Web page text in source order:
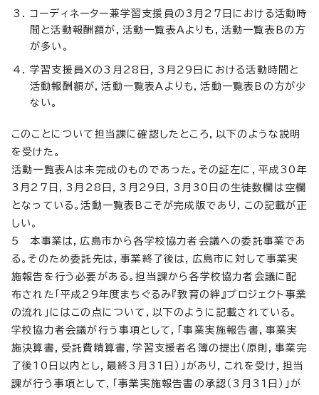
コーディネーター兼学習支援員の3月27日における活動時
間と活動報酬額が，活動一覧表Aよりも，活動一覧表Bの方
が多い。
学習支援員Xの3月28日，3月29日における活動時間と
活動報酬額が，活動一覧表Aよりも，活動一覧表Bの方が少
ない。
このことについて担当課に確認したところ，以下のような説明
を受けた。
活動一覧表Aは未完成のものであった。その証左に，平成30年
3月27日，3月28日，3月29日，3月30日の生徒数欄は空欄
となっている。活動一覧表Bこそが完成版であり，この記載が正
しい。
5 本事業は，広島市から各学校協力者会議への委託事業であ
る。そのため委託先は，事業終了後は，広島市に対して事業実
施報告を行う必要がある。担当課から各学校協力者会議に配
布された「平成29年度まちぐるみ『教育の絆』プロジェクト事業
の流れ」にはこの点について，以下のように記載されている。
学校協力者会議が行う事項として，「事業実施報告書，事業実
施決算書，受託費精算書，学習支援者名簿の提出（原則，事業完
了後10日以内とし，最終3月31日）」があり，これを受け，担当
課が行う事項として，「事業実施報告書の承認（3月31日）」が